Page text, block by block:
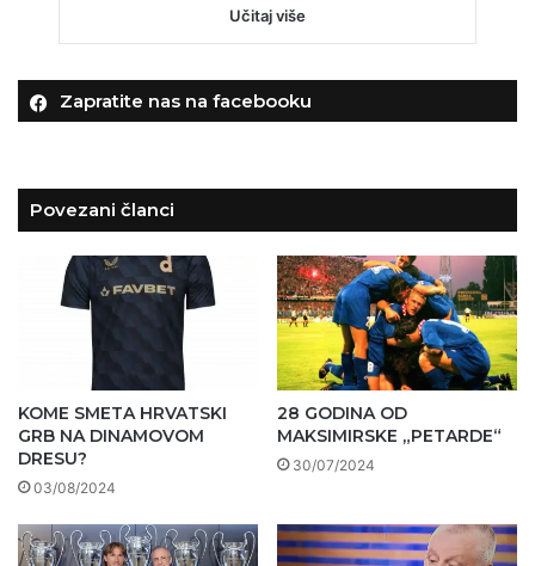
Učitaj više
Zapratite nas na facebooku
Povezani članci
KOME SMETA HRVATSKI
GRB NA DINAMOVOM
DRESU?
03/08/2024
28 GODINA OD
MAKSIMIRSKE „PETARDE“
30/07/2024